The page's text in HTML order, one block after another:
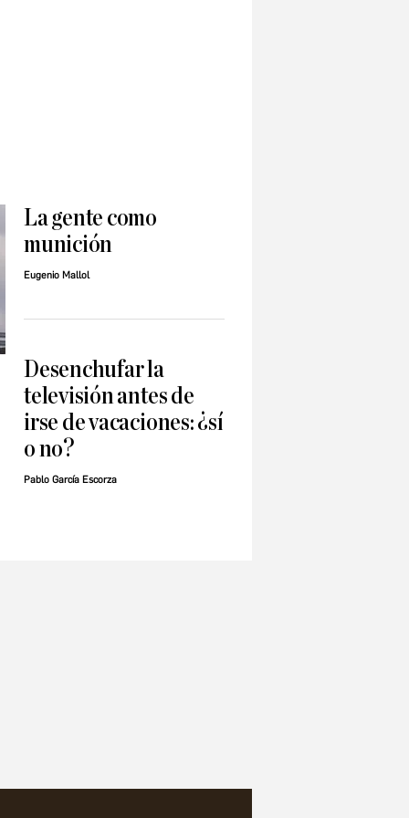
La gente como
munición
Eugenio Mallol
Desenchufar la
televisión antes de
irse de vacaciones: ¿sí
o no?
Pablo García Escorza